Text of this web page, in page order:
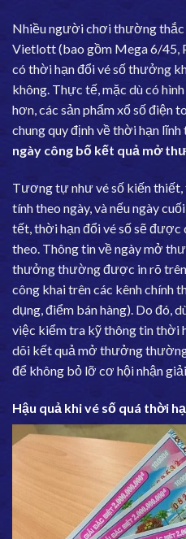
Nhiều người chơi thường thắc
Vietlott (bao gồm Mega 6/45,
có thời hạn đổi vé số thưởng
không. Thực tế, mặc dù có
hơn, các sản phẩm xổ số điện
chung quy định về thời hạn
ngày công bố kết quả mở
Tương tự như vé số kiến
tính theo ngày, và nếu ngày
tết, thời hạn đổi vé số sẽ được
theo. Thông tin về ngày mở
thưởng thường được in rõ
công khai trên các kênh chính
dụng, điểm bán hàng). Do đó,
việc kiểm tra kỹ thông tin thời
dõi kết quả mở thưởng
để không bỏ lỡ cơ hội nhận
Hậu quả khi vé số quá thời